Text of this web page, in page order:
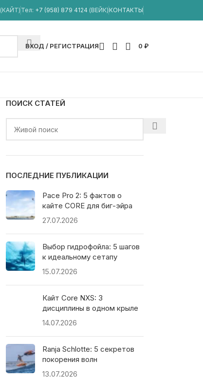
(КАЙТ) Тел: +7 (958) 879 4124 (ВЕЙК) КОНТАКТЫ
ВХОД / РЕГИСТРАЦИЯ 0 ₽
ПОИСК СТАТЕЙ
ПОСЛЕДНИЕ ПУБЛИКАЦИИ
Pace Pro 2: 5 фактов о
кайте CORE для биг-эйра
27.07.2026
Выбор гидрофойла: 5 шагов
к идеальному сетапу
15.07.2026
Кайт Core NXS: 3
дисциплины в одном крыле
14.07.2026
Ranja Schlotte: 5 секретов
покорения волн
13.07.2026